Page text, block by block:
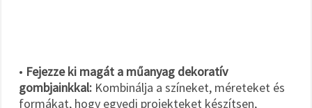
• Fejezze ki magát a műanyag dekoratív
gombjainkkal: Kombinálja a színeket, méreteket és
formákat, hogy egyedi projekteket készítsen,